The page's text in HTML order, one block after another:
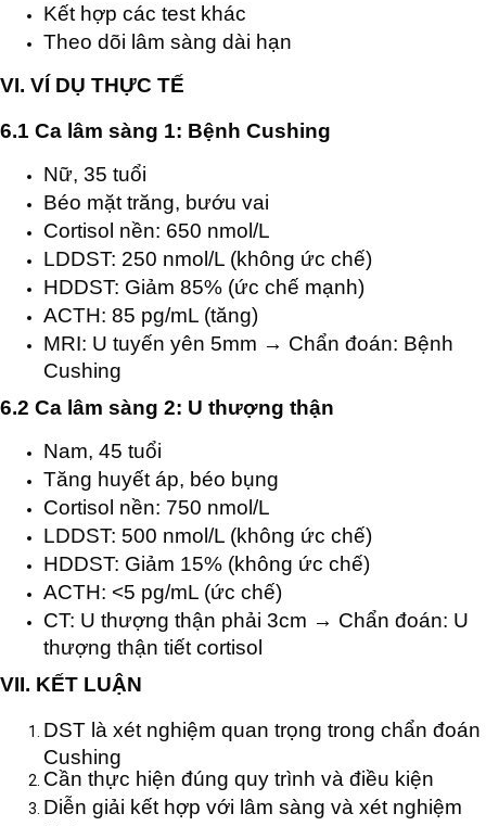
Kết hợp các test khác
Theo dõi lâm sàng dài hạn
VI. VÍ DỤ THỰC TẾ
6.1 Ca lâm sàng 1: Bệnh Cushing
Nữ, 35 tuổi
Béo mặt trăng, bướu vai
Cortisol nền: 650 nmol/L
LDDST: 250 nmol/L (không ức chế)
HDDST: Giảm 85% (ức chế mạnh)
ACTH: 85 pg/mL (tăng)
MRI: U tuyến yên 5mm → Chẩn đoán: Bệnh
Cushing
6.2 Ca lâm sàng 2: U thượng thận
Nam, 45 tuổi
Tăng huyết áp, béo bụng
Cortisol nền: 750 nmol/L
LDDST: 500 nmol/L (không ức chế)
HDDST: Giảm 15% (không ức chế)
ACTH: <5 pg/mL (ức chế)
CT: U thượng thận phải 3cm → Chẩn đoán: U
thượng thận tiết cortisol
VII. KẾT LUẬN
DST là xét nghiệm quan trọng trong chẩn đoán
Cushing
Cần thực hiện đúng quy trình và điều kiện
Diễn giải kết hợp với lâm sàng và xét nghiệm